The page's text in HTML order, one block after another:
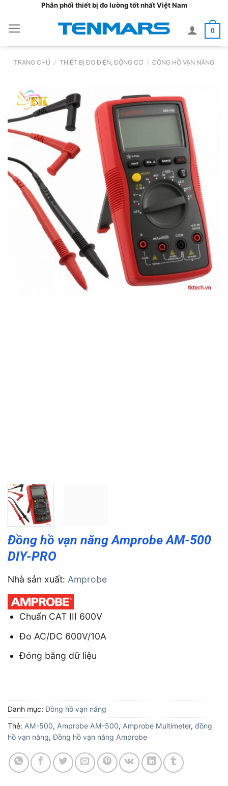
nội
dung
Phân phối thiết bị đo lường tốt nhất Việt Nam
0
TRANG CHỦ / THIẾT BỊ ĐO ĐIỆN, ĐỘNG CƠ / ĐỒNG HỒ VẠN NĂNG
Đồng hồ vạn năng Amprobe AM-500
DIY-PRO
Nhà sản xuất: Amprobe
Chuẩn CAT III 600V
Đo AC/DC 600V/10A
Đóng băng dữ liệu
Danh mục:Đồng hồ vạn năng
Thẻ: AM-500, Amprobe AM-500, Amprobe Multimeter, đồng
hồ vạn năng,Đồng hồ vạn năng Amprobe